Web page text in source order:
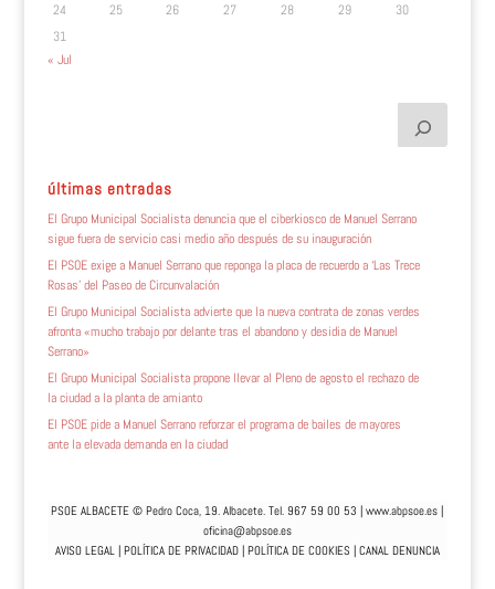
24
25 26 27 28 29
30
31
« Jul
últimas entradas
El Grupo Municipal Socialista denuncia que el ciberkiosco de Manuel Serrano
sigue fuera de servicio casi medio año después de su inauguración
El PSOE exige a Manuel Serrano que reponga la placa de recuerdo a ‘Las Trece
Rosas’ del Paseo de Circunvalación
El Grupo Municipal Socialista advierte que la nueva contrata de zonas verdes
afronta «mucho trabajo por delante tras el abandono y desidia de Manuel
Serrano»
El Grupo Municipal Socialista propone llevar al Pleno de agosto el rechazo de
la ciudad a la planta de amianto
El PSOE pide a Manuel Serrano reforzar el programa de bailes de mayores
ante la elevada demanda en la ciudad
PSOE ALBACETE © Pedro Coca, 19. Albacete. Tel. 967 59 00 53 |www.abpsoe.es |
oficina@abpsoe.es
AVISO LEGAL| POLÍTICA DE PRIVACIDAD| POLÍTICA DE COOKIES | CANAL DENUNCIA